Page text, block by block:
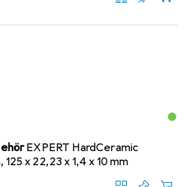
EXPERT HardCeramic
x 22,23 x 1,4 x 10 mm